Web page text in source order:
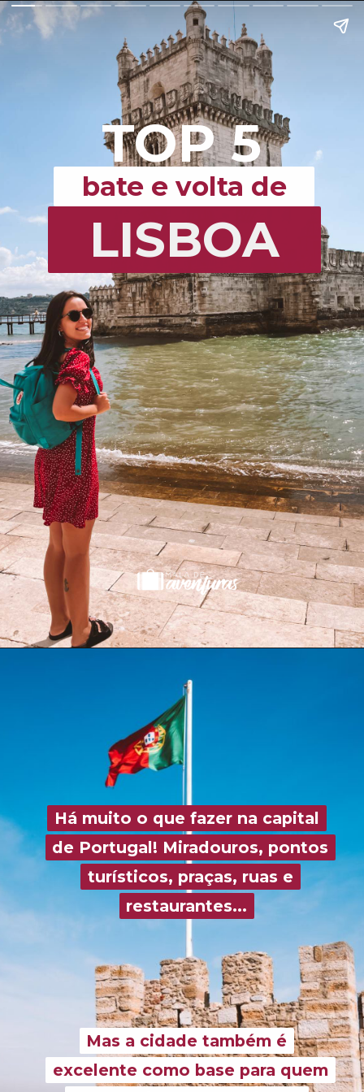
bate e volta de
LISBOA
TOP 5
Mas a cidade também é
excelente como base para quem
Mas a cidade também é
excelente como base para quem
Há muito o que fazer na capital
de Portugal! Miradouros, pontos
turísticos, praças, ruas e
restaurantes...
Há muito o que fazer na capital
de Portugal! Miradouros, pontos
turísticos, praças, ruas e
restaurantes...